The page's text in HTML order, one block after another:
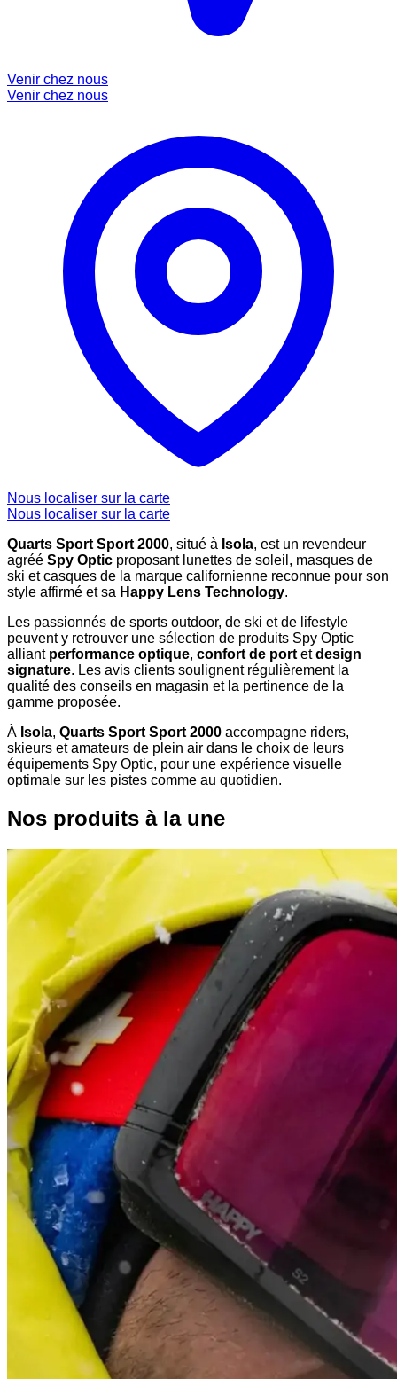
Venir chez nous
Venir chez nous
Nous localiser sur la carte
Nous localiser sur la carte
Quarts Sport Sport 2000, situé à Isola, est un revendeur
agréé Spy Optic proposant lunettes de soleil, masques de
ski et casques de la marque californienne reconnue pour son
style affirmé et sa Happy Lens Technology.
Les passionnés de sports outdoor, de ski et de lifestyle
peuvent y retrouver une sélection de produits Spy Optic
alliant performance optique, confort de portetdesign
signature. Les avis clients soulignent régulièrement la
qualité des conseils en magasin et la pertinence de la
gamme proposée.
À Isola, Quarts Sport Sport 2000 accompagne riders,
skieurs et amateurs de plein air dans le choix de leurs
équipements Spy Optic, pour une expérience visuelle
optimale sur les pistes comme au quotidien.
Nos produits à la une